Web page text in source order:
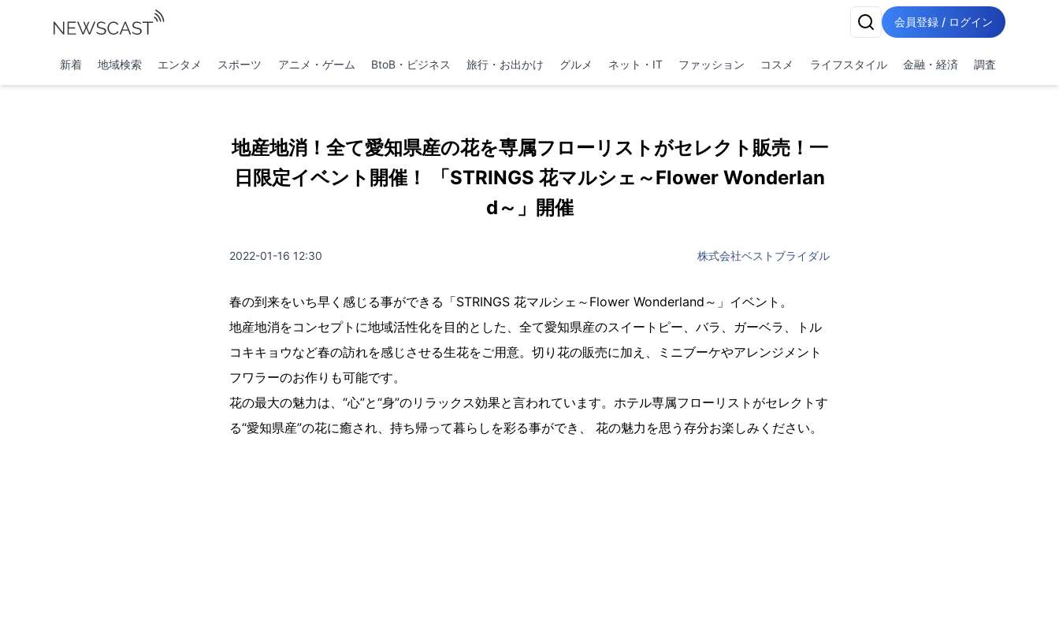
会員登録 / ログイン
新着 地域検索 エンタメ スポーツ アニメ・ゲーム BtoB・ビジネス 旅行・お出かけ グルメ ネット・IT ファッション コスメ ライフスタイル 金融・経済 調査
地産地消！全て愛知県産の花を専属フローリストがセレクト販売！一
日限定イベント開催！ 「STRINGS 花マルシェ～Flower Wonderlan
d～」開催
2022-01-16 12:30 株式会社ベストブライダル
春の到来をいち早く感じる事ができる「STRINGS 花マルシェ～Flower Wonderland～」イベント。
地産地消をコンセプトに地域活性化を目的とした、全て愛知県産のスイートピー、バラ、ガーベラ、トル
コキキョウなど春の訪れを感じさせる生花をご用意。切り花の販売に加え、ミニブーケやアレンジメント
フワラーのお作りも可能です。
花の最大の魅力は、“心”と“身”のリラックス効果と言われています。ホテル専属フローリストがセレクトす
る“愛知県産”の花に癒され、持ち帰って暮らしを彩る事ができ、 花の魅力を思う存分お楽しみください。